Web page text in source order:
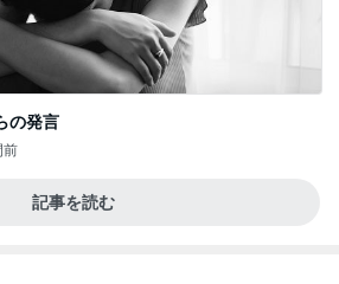
の発言
前
記事を読む